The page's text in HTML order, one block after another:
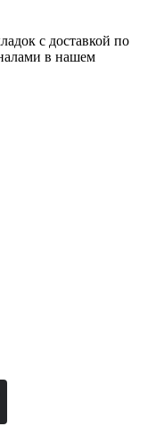
с доставкой по
в нашем